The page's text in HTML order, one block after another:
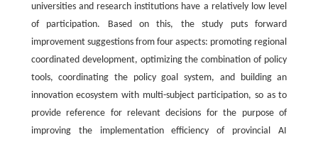
universities and research institutions have a relatively low level
of participation. Based on this, the study puts forward
improvement suggestions from four aspects: promoting regional
coordinated development, optimizing the combination of policy
tools, coordinating the policy goal system, and building an
innovation ecosystem with multi-subject participation, so as to
provide reference for relevant decisions for the purpose of
improving the implementation efficiency of provincial AI